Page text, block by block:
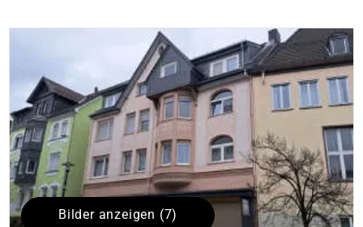
Bilder anzeigen (7)